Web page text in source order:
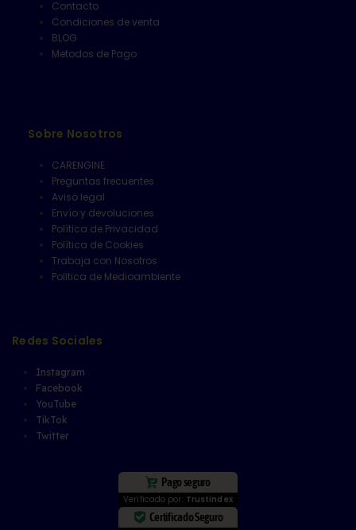
Contacto
Condiciones de venta
BLOG
Metodos de Pago
Sobre Nosotros
CARENGINE
Preguntas frecuentes
Aviso legal
Envío y devoluciones
Política de Privacidad
Política de Cookies
Trabaja con Nosotros
Politica de Medioambiente
Redes Sociales
Instagram
Facebook
YouTube
TikTok
Twitter
Pago seguro
Verificado por: Trustindex
Certificado Seguro